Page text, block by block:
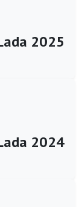
2025
2024